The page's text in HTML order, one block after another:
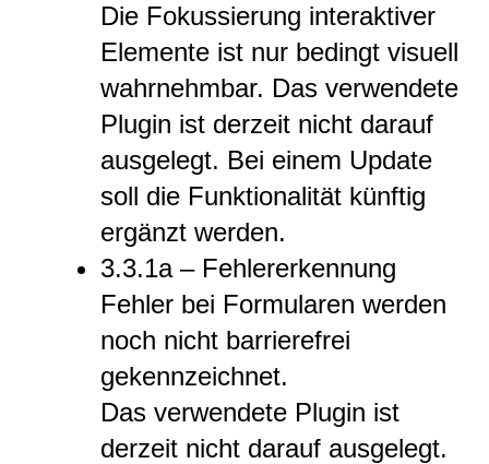
Die Fokussierung interaktiver
Elemente ist nur bedingt visuell
wahrnehmbar. Das verwendete
Plugin ist derzeit nicht darauf
ausgelegt. Bei einem Update
soll die Funktionalität künftig
ergänzt werden.
3.3.1a – Fehlererkennung
Fehler bei Formularen werden
noch nicht barrierefrei
gekennzeichnet.
Das verwendete Plugin ist
derzeit nicht darauf ausgelegt.